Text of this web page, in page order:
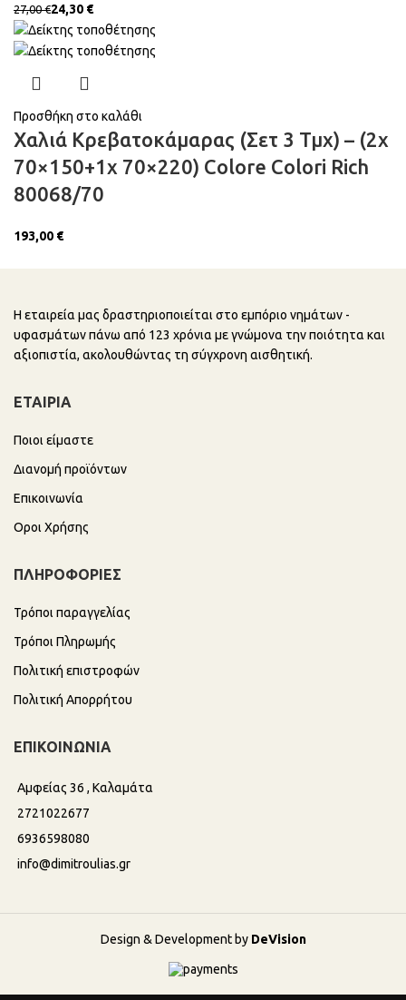
27,00€24,30 €
Προσθήκη στο καλάθι
Χαλιά Κρεβατοκάμαρας (Σετ 3 Τμχ) – (2x
70×150+1x 70×220) Colore Colori Rich
80068/70
€
Η εταιρεία μας δραστηριοποιείται στο εμπόριο νημάτων -
υφασμάτων πάνω από 123 χρόνια με γνώμονα την ποιότητα και
αξιοπιστία, ακολουθώντας τη σύγχρονη αισθητική.
ΕΤΑΙΡΙΑ
Ποιοι είμαστε
Διανομή προϊόντων
Επικοινωνία
Οροι Χρήσης
ΠΛΗΡΟΦΟΡΙΕΣ
Τρόποι παραγγελίας
Τρόποι Πληρωμής
Πολιτική επιστροφών
Πολιτική Απορρήτου
ΕΠΙΚΟΙΝΩΝΙΑ
Αμφείας 36 , Καλαμάτα
2721022677
6936598080
info@dimitroulias.gr
Design & Development by DeVision